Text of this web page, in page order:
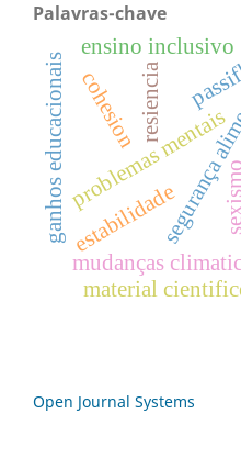
Palavras-chave
problemas mentais
resiencia
mudanças
ganhos educacionais cohesion
material
estabilidade
ensino inclusivo
Open Journal Systems